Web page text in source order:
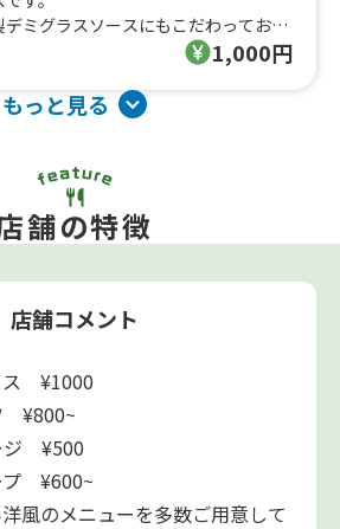
デミグラスソースにもこだわっており
1,000円
もっと見る
舗の特徴
店舗コメント
ス ¥1000
¥800~
ジ ¥500
プ ¥600~
風のメニューを多数ご用意して